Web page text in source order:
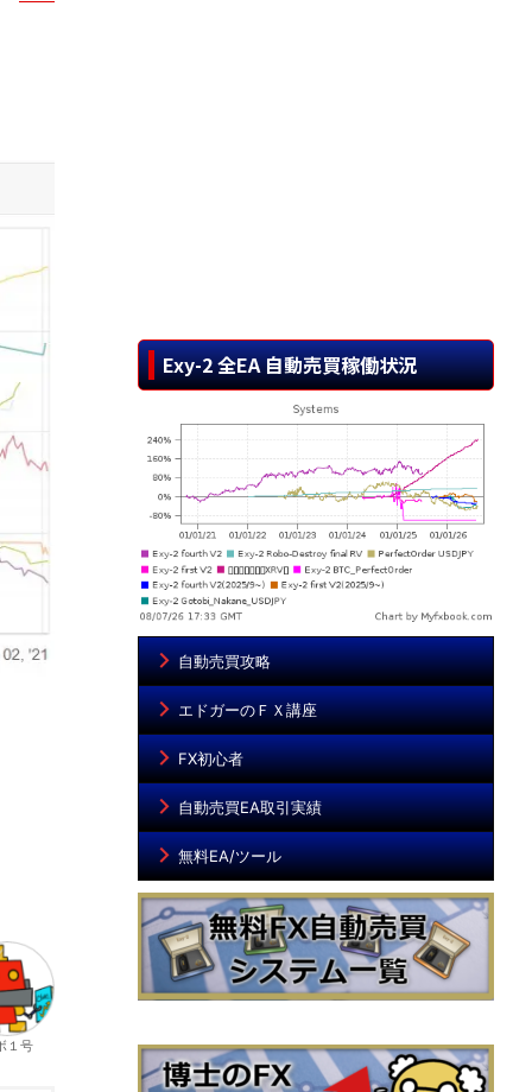
１号
Exy-2 全EA 自動売買稼働状況
自動売買攻略
エドガーのＦＸ講座
FX初心者
自動売買EA取引実績
無料EA/ツール